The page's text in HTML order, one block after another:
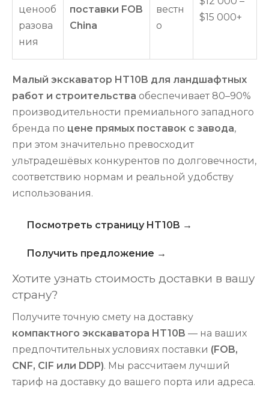
ценооб
разова
ния
поставки FOB
China
вестн
о
$15 000+
Малый экскаватор HT10B для ландшафтных
работ и строительства обеспечивает 80–90%
производительности премиального западного
бренда по цене прямых поставок с завода,
при этом значительно превосходит
ультрадешёвых конкурентов по долговечности,
соответствию нормам и реальной удобству
использования.
Посмотреть страницу HT10B →
Получить предложение →
Хотите узнать стоимость доставки в вашу
страну?
Получите точную смету на доставку
компактного экскаватора HT10B — на ваших
предпочтительных условиях поставки (FOB,
CNF, CIF или DDP). Мы рассчитаем лучший
тариф на доставку до вашего порта или адреса.